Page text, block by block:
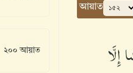
২০০ আয়াত
আয়াত
إِلَّا